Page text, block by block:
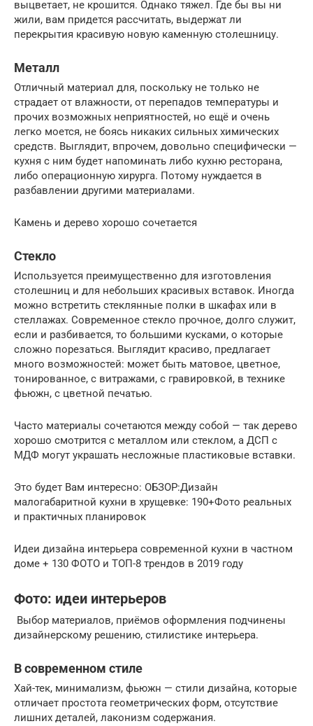
выцветает, не крошится. Однако тяжел. Где бы вы ни
жили, вам придется рассчитать, выдержат ли
перекрытия красивую новую каменную столешницу.
Металл
Отличный материал для, поскольку не только не
страдает от влажности, от перепадов температуры и
прочих возможных неприятностей, но ещё и очень
легко моется, не боясь никаких сильных химических
средств. Выглядит, впрочем, довольно специфически —
кухня с ним будет напоминать либо кухню ресторана,
либо операционную хирурга. Потому нуждается в
разбавлении другими материалами.
Камень и дерево хорошо сочетается
Стекло
Используется преимущественно для изготовления
столешниц и для небольших красивых вставок. Иногда
можно встретить стеклянные полки в шкафах или в
стеллажах. Современное стекло прочное, долго служит,
если и разбивается, то большими кусками, о которые
сложно порезаться. Выглядит красиво, предлагает
много возможностей: может быть матовое, цветное,
тонированное, с витражами, с гравировкой, в технике
фьюжн, с цветной печатью.
Часто материалы сочетаются между собой — так дерево
хорошо смотрится с металлом или стеклом, а ДСП с
МДФ могут украшать несложные пластиковые вставки.
Это будет Вам интересно: ОБЗОР:Дизайн
малогабаритной кухни в хрущевке: 190+Фото реальных
и практичных планировок
Идеи дизайна интерьера современной кухни в частном
доме + 130 ФОТО и ТОП-8 трендов в 2019 году
Фото: идеи интерьеров
Выбор материалов, приёмов оформления подчинены
дизайнерскому решению, стилистике интерьера.
В современном стиле
Хай-тек, минимализм, фьюжн — стили дизайна, которые
отличает простота геометрических форм, отсутствие
лишних деталей, лаконизм содержания.